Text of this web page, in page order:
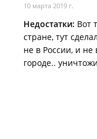
10 марта 2019 г.
Недостатки: Вот
стране, тут
не в России, и не
городе..